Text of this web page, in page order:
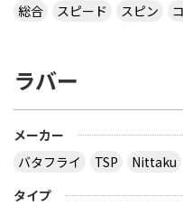
総合
スピード スピン
ラバー
メーカー
バタフライ
TSP Nittaku
タイプ